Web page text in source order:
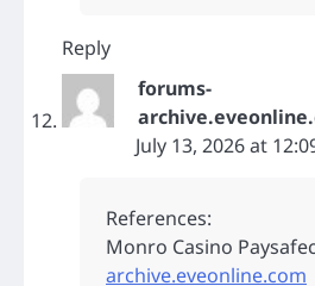
Reply
forums-
July 13, 2026 at
References:
Monro Casino
archive.eveonline.com